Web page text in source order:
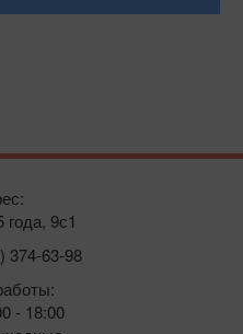
9с1
374-63-98
- 18:00